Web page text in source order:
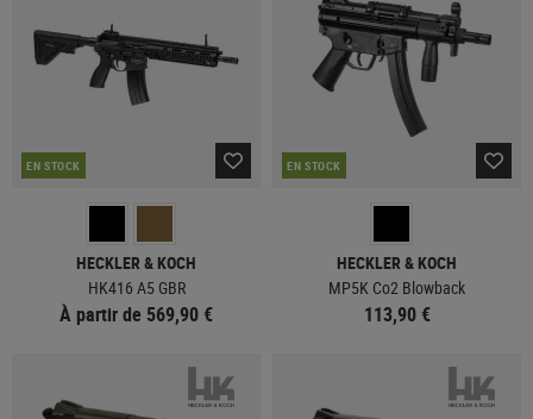
EN STOCK
HECKLER & KOCH
HK416 A5 GBR
À partir de 569,90 €
EN STOCK
HECKLER & KOCH
MP5K Co2 Blowback
113,90 €